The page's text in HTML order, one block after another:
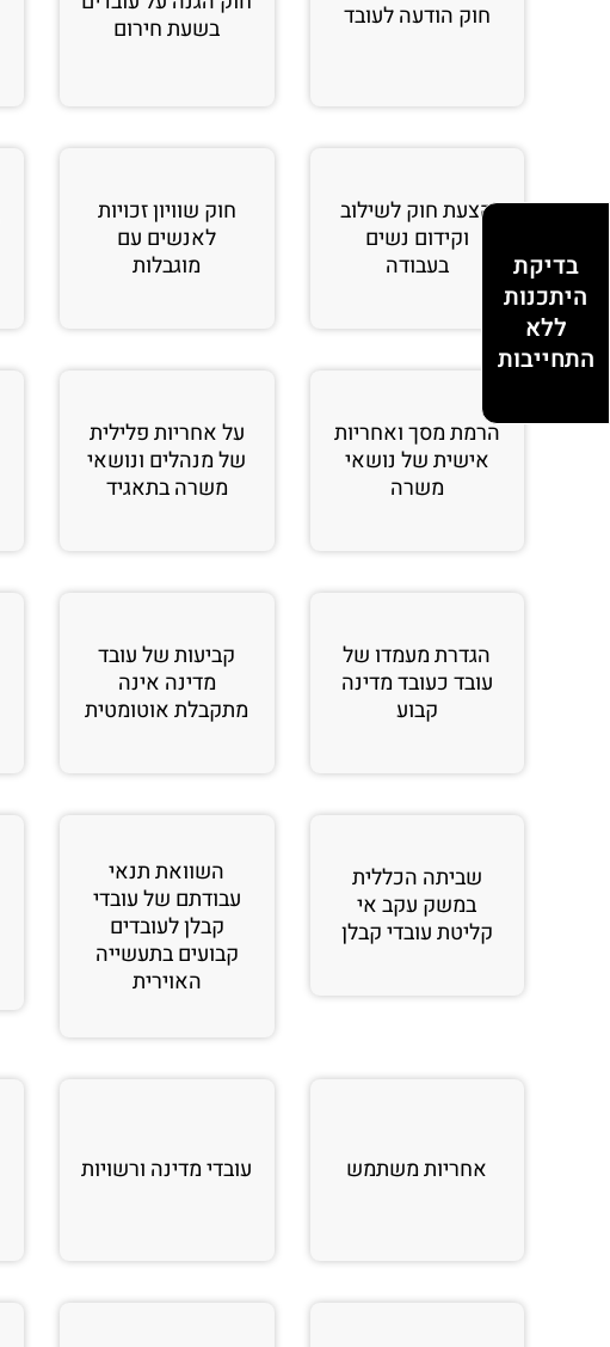
בדיקת
היתכנות
ללא
התחייבות
חוק הודעה לעובד
בשעת חירום
הצעת חוק לשילוב
וקידום נשים
בעבודה
חוק שוויון זכויות
לאנשים עם
מוגבלות
הרמת מסך ואחריות
אישית של נושאי
משרה
על אחריות פלילית
של מנהלים ונושאי
משרה בתאגיד
הגדרת מעמדו של
עובד כעובד מדינה
קבוע
קביעות של עובד
מדינה אינה
מתקבלת אוטומטית
שביתה הכללית
במשק עקב אי
קליטת עובדי קבלן
השוואת תנאי
עבודתם של עובדי
קבלן לעובדים
קבועים בתעשייה
האוירית
אחריות משתמש עובדי מדינה ורשויות